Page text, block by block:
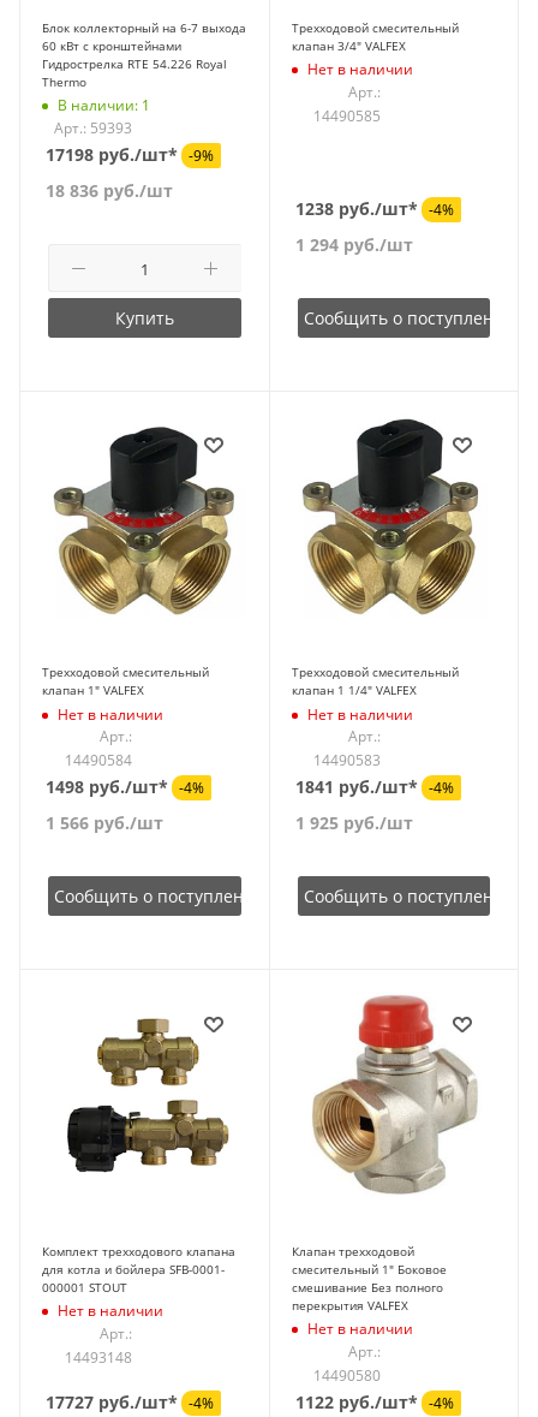
Блок коллекторный на 6-7 выхода
60 кВт с кронштейнами
Гидрострелка RTE 54.226 Royal
Thermo
В наличии: 1
Арт.: 59393
17198 руб./шт* -9%
18 836 руб./шт
Купить
Трехходовой смесительный
клапан 3/4" VALFEX
Нет в наличии
Арт.:
14490585
1238 руб./шт* -4%
1 294руб./шт
Сообщить о поступлении
Трехходовой смесительный
клапан 1" VALFEX
Нет в наличии
Арт.:
14490584
1498 руб./шт* -4%
1 566 руб./шт
Сообщить о поступлении
Трехходовой смесительный
клапан 1 1/4" VALFEX
Нет в наличии
Арт.:
14490583
1841 руб./шт* -4%
1 925руб./шт
Сообщить о поступлении
Комплект трехходового клапана
для котла и бойлера SFB-0001-
000001 STOUT
Нет в наличии
Арт.:
14493148
17727 руб./шт* -4%
Клапан трехходовой
смесительный 1" Боковое
смешивание Без полного
перекрытия VALFEX
Нет в наличии
Арт.:
14490580
1122 руб./шт* -4%